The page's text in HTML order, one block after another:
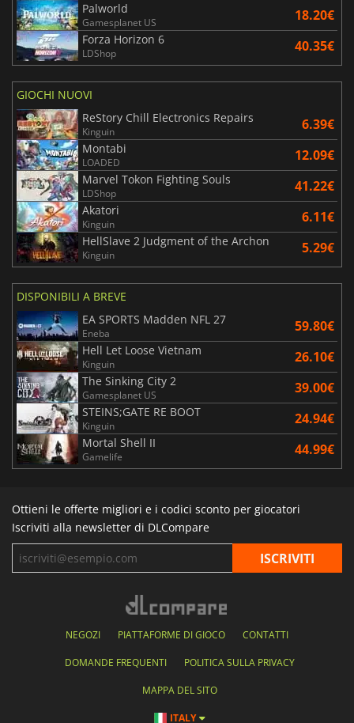
Palworld
Gamesplanet US 18.20€
Forza Horizon 6
LDShop 40.35€
GIOCHI NUOVI
ReStory Chill Electronics Repairs
Kinguin 6.39€
Montabi
LOADED 12.09€
Marvel Tokon Fighting Souls
LDShop 41.22€
Akatori
Kinguin 6.11€
HellSlave 2 Judgment of the Archon
Kinguin 5.29€
DISPONIBILI A BREVE
EA SPORTS Madden NFL 27
Eneba 59.80€
Hell Let Loose Vietnam
Kinguin 26.10€
The Sinking City 2
Gamesplanet US 39.00€
STEINS;GATE RE BOOT
Kinguin 24.94€
Mortal Shell II
Gamelife 44.99€
Ottieni le offerte migliori e i codici sconto per giocatori
Iscriviti alla newsletter di DLCompare
NEGOZI PIATTAFORME DI GIOCO CONTATTI
DOMANDE FREQUENTI POLITICA SULLA PRIVACY
MAPPA DEL SITO
ITALY